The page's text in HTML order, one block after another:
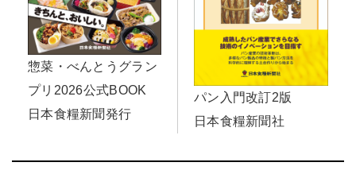
惣菜・べんとうグラン
プリ2026公式BOOK
日本食糧新聞発行
パン入門改訂2版
日本食糧新聞社